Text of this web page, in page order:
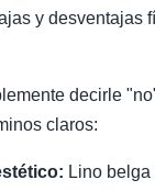
y desventajas
decirle
claros:
Lino belga